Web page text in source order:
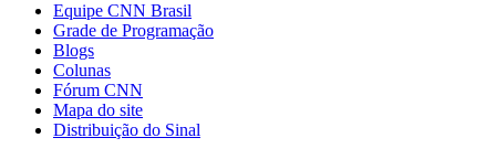
Equipe CNN Brasil
Grade de Programação
Blogs
Colunas
Fórum CNN
Mapa do site
Distribuição do Sinal